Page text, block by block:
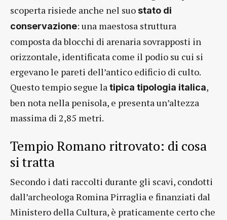
scoperta risiede anche nel suostato di
conservazione: una maestosa struttura
composta da blocchi di arenaria sovrapposti in
orizzontale, identificata come il podio su cui si
ergevano le pareti dell’antico edificio di culto.
Questo tempio segue latipica tipologia italica,
ben nota nella penisola, e presenta un’altezza
massima di 2,85 metri.
Tempio Romano ritrovato: di cosa
si tratta
Secondo i dati raccolti durante gli scavi, condotti
dall’archeologa Romina Pirraglia e finanziati dal
Ministero della Cultura, è praticamente certo che